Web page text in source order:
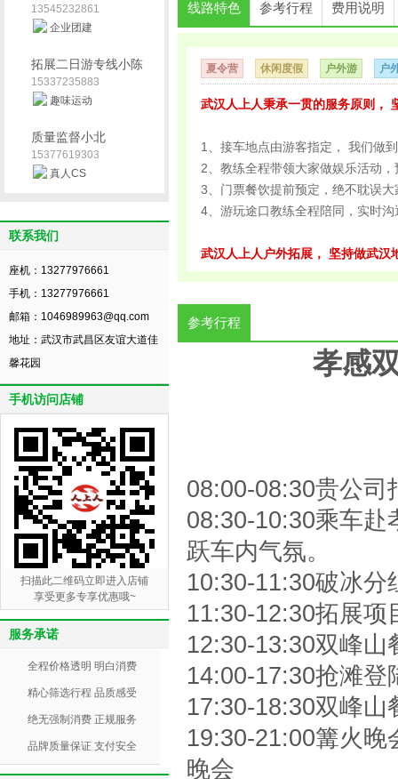
线路特色 参考行程 费用说明
夏令营 休闲度假 户外游 户
武汉人上人秉承一贯的服务原则，
1、接车地点由游客指定， 我们做
2、教练全程带领大家做娱乐活动
3、门票餐饮提前预定，绝不耽误
4、游玩途口教练全程陪同，实时
武汉人上人户外拓展， 坚持做武
参考行程
孝感
08:00-08:30贵公司
08:30-10:30乘车赴
跃车内气氛。
10:30-11:30破冰分
11:30-12:30拓展项
12:30-13:30双峰山
14:00-17:30抢滩登
17:30-18:30双峰山
19:30-21:00篝火晚
晚会
13545232861
企业团建
拓展二日游专线小陈
15337235883
趣味运动
质量监督小北
15377619303
真人CS
联系我们
座机：13277976661
手机：13277976661
邮箱：1046989963@qq.com
地址：武汉市武昌区友谊大道佳
馨花园
手机访问店铺
扫描此二维码立即进入店铺
享受更多专享优惠哦~
服务承诺
全程价格透明 明白消费
精心筛选行程 品质感受
绝无强制消费 正规服务
品牌质量保证 支付安全